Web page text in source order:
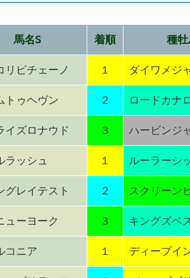
馬名S 着順 種
リピチェーノ １ ダイワメジ
トゥヘヴン ２ ロードカナ
イズロナウド ３ ハービンジ
ラッシュ １ ルーラーシ
グレイテスト ２ スクリーン
ューヨーク ３ キングズベ
コニア １ ディープイ